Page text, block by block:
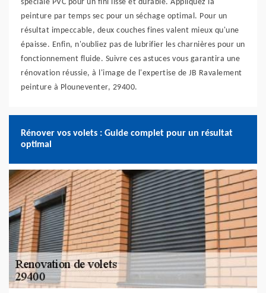
spéciale PVC pour un fini lisse et durable. Appliquez la
peinture par temps sec pour un séchage optimal. Pour un
résultat impeccable, deux couches fines valent mieux qu'une
épaisse. Enfin, n'oubliez pas de lubrifier les charnières pour un
fonctionnement fluide. Suivre ces astuces vous garantira une
rénovation réussie, à l'image de l'expertise de JB Ravalement
peinture à Plouneventer, 29400.
Rénover vos volets : Guide complet pour un résultat
optimal